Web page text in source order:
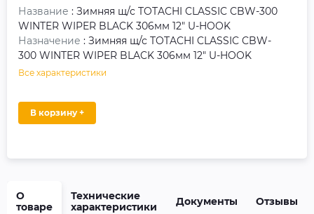
Название : Зимняя щ/с TOTACHI CLASSIC CBW-300
WINTER WIPER BLACK 306мм 12" U-HOOK
Назначение : Зимняя щ/с TOTACHI CLASSIC CBW-
300 WINTER WIPER BLACK 306мм 12" U-HOOK
Все характеристики
В корзину +
О
товаре
Технические
характеристики
Документы Отзывы